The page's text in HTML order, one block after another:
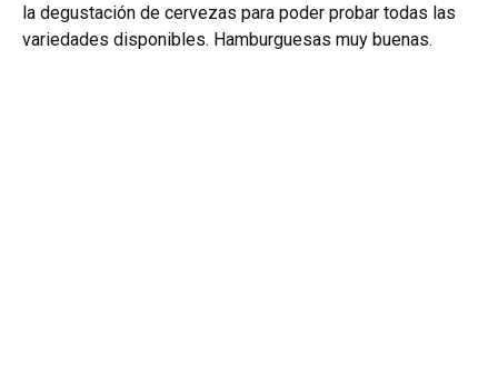
la degustación de cervezas para poder probar todas las
variedades disponibles. Hamburguesas muy buenas.